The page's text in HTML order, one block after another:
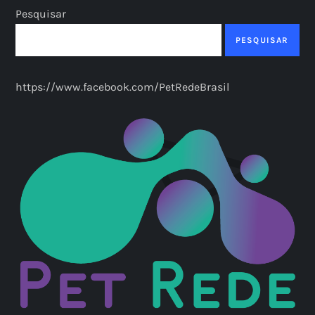
n
ç
d
e
p
o
s
Pesquisar
PESQUISAR
https://www.facebook.com/PetRedeBrasil